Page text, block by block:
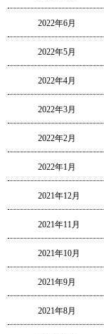
2022年6月
2022年5月
2022年4月
2022年3月
2022年2月
2022年1月
2021年12月
2021年11月
2021年10月
2021年9月
2021年8月